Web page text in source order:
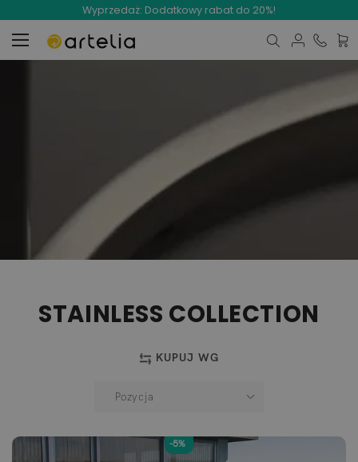
Wyprzedaż: Dodatkowy rabat do 20%!
Mój
STAINLESS COLLECTION
KUPUJ WG
-5%